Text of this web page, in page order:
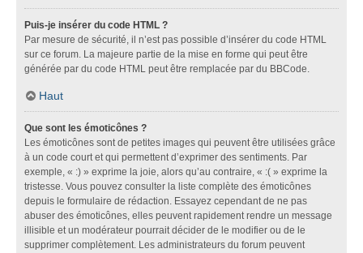
Puis-je insérer du code HTML ?
Par mesure de sécurité, il n’est pas possible d’insérer du code HTML
sur ce forum. La majeure partie de la mise en forme qui peut être
générée par du code HTML peut être remplacée par du BBCode.
Haut
Que sont les émoticônes ?
Les émoticônes sont de petites images qui peuvent être utilisées grâce
à un code court et qui permettent d’exprimer des sentiments. Par
exemple, « :) » exprime la joie, alors qu’au contraire, « :( » exprime la
tristesse. Vous pouvez consulter la liste complète des émoticônes
depuis le formulaire de rédaction. Essayez cependant de ne pas
abuser des émoticônes, elles peuvent rapidement rendre un message
illisible et un modérateur pourrait décider de le modifier ou de le
supprimer complètement. Les administrateurs du forum peuvent